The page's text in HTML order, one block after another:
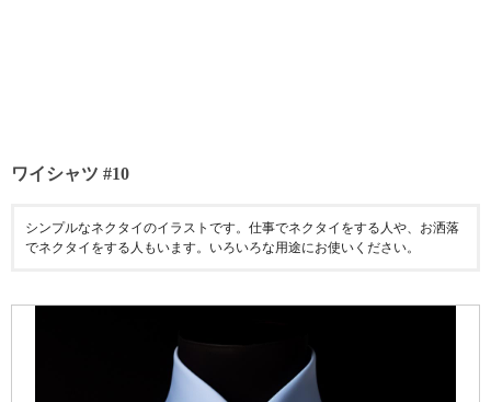
ワイシャツ #10
シンプルなネクタイのイラストです。仕事でネクタイをする人や、お洒落
でネクタイをする人もいます。いろいろな用途にお使いください。